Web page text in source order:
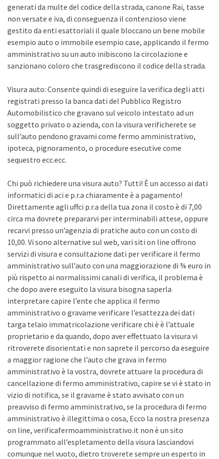
generati da multe del codice della strada, canone Rai, tasse
non versate e iva, di conseguenza il contenzioso viene
gestito da enti esattoriali il quale bloccano un bene mobile
esempio auto o immobile esempio case, applicando il fermo
amministrativo su un auto inibiscono la circolazione e
sanzionano coloro che trasgrediscono il codice della strada.
Visura auto: Consente quindi di eseguire la verifica degli atti
registrati presso la banca dati del Pubblico Registro
Automobilistico che gravano sul veicolo intestato ad un
soggetto privato o azienda, con la visura verificherete se
sull’auto pendono gravami come fermo amministrativo,
ipoteca, pignoramento, o procedure esecutive come
sequestro ecc.ecc.
Chi può richiedere una visura auto? Tutti! È un accesso ai dati
informatici di aci e p.r.a chiaramente è a pagamento!
Direttamente agli uffci p.r.a della tua zona il costo è di 7,00
circa ma dovrete prepararvi per interminabili attese, oppure
recarvi presso un’agenzia di pratiche auto con un costo di
10,00. Vi sono alternative sul web, vari siti on line offrono
servizi di visura e consultazione dati per verificare il fermo
amministrativo sull’auto con una maggiorazione di ¾ euro in
più rispetto ai normalissimi canali di verifica, il problema è
che dopo avere eseguito la visura bisogna saperla
interpretare capire l’ente che applica il fermo
amministrativo o gravame verificare l’esattezza dei dati
targa telaio immatricolazione verificare chi è è l’attuale
proprietario e da quando, dopo aver effettuato la visura vi
ritroverete disorientati e non saprete il percorso da eseguire
a maggior ragione che l’auto che grava in fermo
amministrativo è la vostra, dovrete attuare la procedura di
cancellazione di fermo amministrativo, capire se vi è stato in
vizio di notifica, se il gravame è stato avvisato con un
preavviso di fermo amministrativo, se la procedura di fermo
amministrativo è illegittima o cosa, Ecco la nostra presenza
on line, verificafermoamministrativo.it non è un sito
programmato all’espletamento della visura lasciandovi
comunque nel vuoto, dietro troverete sempre un esperto in